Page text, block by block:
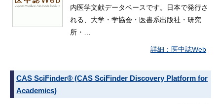
内医学文献データベースです。日本で発行さ
れる、大学・学協会・医書系出版社・研究
所・…
医中誌Web
CAS SciFinder® (CAS SciFinder Discovery Platform for
Academics)